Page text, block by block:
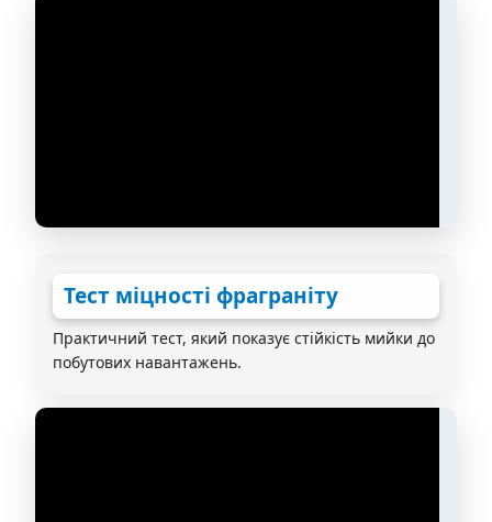
Тест міцності фраграніту
Практичний тест, який показує стійкість мийки до
побутових навантажень.